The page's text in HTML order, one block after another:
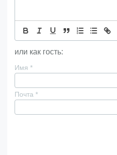
или как гость:
Имя *
Почта *